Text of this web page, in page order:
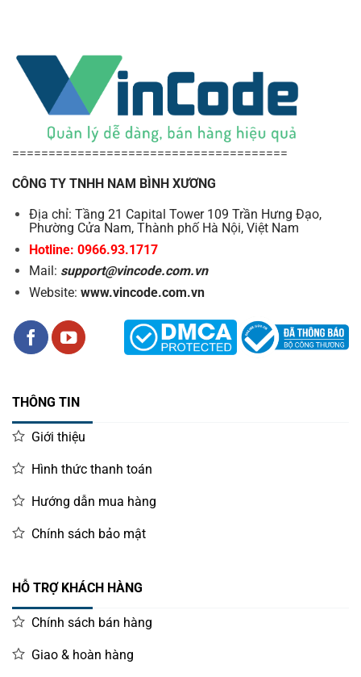
======================================
CÔNG TY TNHH NAM BÌNH XƯƠNG
Địa chỉ: Tầng 21 Capital Tower 109 Trần Hưng Đạo,
Phường Cửa Nam, Thành phố Hà Nội, Việt Nam
Hotline: 0966.93.1717
Mail: support@vincode.com.vn
Website: www.vincode.com.vn
THÔNG TIN
Giới thiệu
Hình thức thanh toán
Hướng dẫn mua hàng
Chính sách bảo mật
HỖ TRỢ KHÁCH HÀNG
Chính sách bán hàng
Giao & hoàn hàng